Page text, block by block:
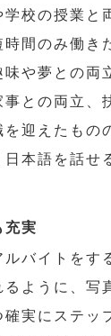
学校の授業と
時間のみ働き
味や夢との両
事との両立、
を迎えたもの
日本語を話せ
充実
ルバイトを
るように、写
確実にステ